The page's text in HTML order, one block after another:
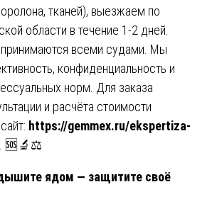
тканей), выезжаем по
области в течение 1-2 дней.
всеми судами. Мы
конфиденциальность и
норм. Для заказа
и расчёта стоимости
https://gemmex.ru/ekspertiza-
. 🆘🔬⚖️
ядом — защитите своё